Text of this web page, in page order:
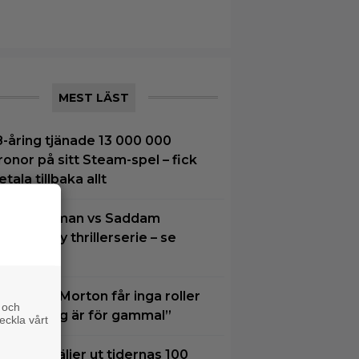
MEST LÄST
åring tjänade 13 000 000
på sitt Steam-spel – fick
tillbaka allt
Kinnaman vs Saddam
i ny thrillerserie – se
Morton får inga roller
”Jag är för gammal”
väljer ut tidernas 100
vårt